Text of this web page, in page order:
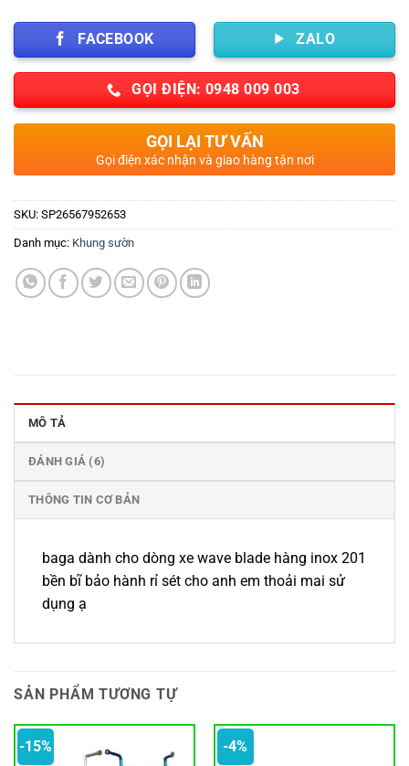
FACEBOOK ZALO
GỌI ĐIỆN: 0948 009 003
GỌI LẠI TƯ VẤN
Gọi điện xác nhận và giao hàng tận nơi
SKU: SP26567952653
Danh mục: Khung sườn
MÔ TẢ
ĐÁNH GIÁ (6)
THÔNG TIN CƠ BẢN
baga dành cho dòng xe wave blade hàng inox 201
bền bĩ bảo hành rỉ sét cho anh em thoải mai sử
dụng ạ
SẢN PHẨM TƯƠNG TỰ
-15% -4%